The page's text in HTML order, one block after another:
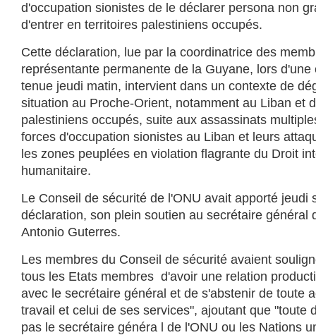
d'occupation sionistes de le déclarer persona non
d'entrer en territoires palestiniens occupés.
Cette déclaration, lue par la coordinatrice des
représentante permanente de la Guyane, lors
tenue jeudi matin, intervient dans un contexte de
situation au Proche-Orient, notamment au Liban et
palestiniens occupés, suite aux assassinats
forces d'occupation sionistes au Liban et leurs
les zones peuplées en violation flagrante du Droit
humanitaire.
Le Conseil de sécurité de l'ONU avait apporté jeudi
déclaration, son plein soutien au secrétaire général
Antonio Guterres.
Les membres du Conseil de sécurité avaient
tous les Etats membres d'avoir une relation
avec le secrétaire général et de s'abstenir de toute
travail et celui de ses services", ajoutant que "toute
pas le secrétaire généra l de l'ONU ou les Nations